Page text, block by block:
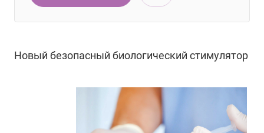
Новый безопасный биологический стимулятор